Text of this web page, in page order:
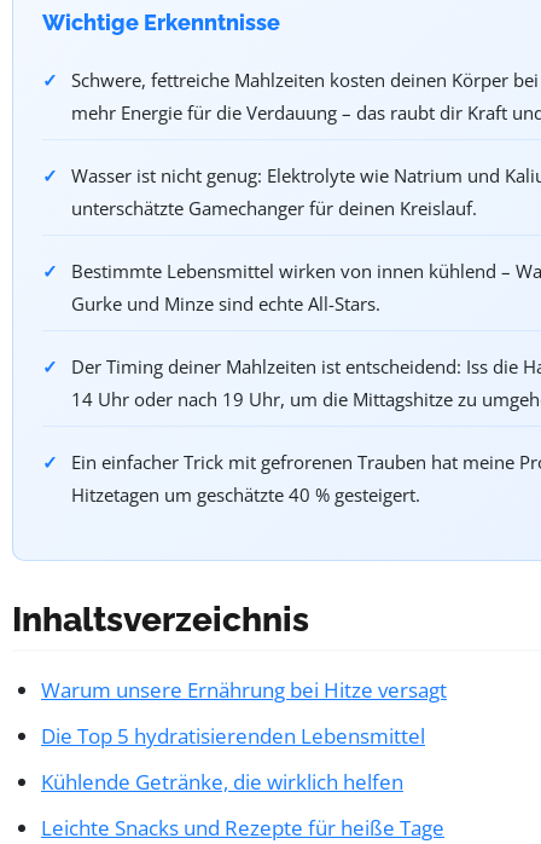
Wichtige Erkenntnisse
Schwere, fettreiche Mahlzeiten kosten deinen Körper
mehr Energie für die Verdauung – das raubt dir Kraft
Wasser ist nicht genug: Elektrolyte wie Natrium und
unterschätzte Gamechanger für deinen Kreislauf.
Bestimmte Lebensmittel wirken von innen kühlend –
Gurke und Minze sind echte All-Stars.
Der Timing deiner Mahlzeiten ist entscheidend: Iss die
14 Uhr oder nach 19 Uhr, um die Mittagshitze zu
Ein einfacher Trick mit gefrorenen Trauben hat meine
Hitzetagen um geschätzte 40 % gesteigert.
Inhaltsverzeichnis
Warum unsere Ernährung bei Hitze versagt
Die Top 5 hydratisierenden Lebensmittel
Kühlende Getränke, die wirklich helfen
Leichte Snacks und Rezepte für heiße Tage